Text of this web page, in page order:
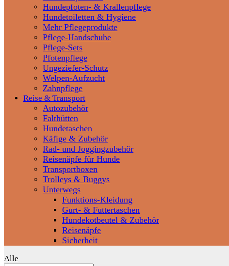
Hundepfoten- & Krallenpflege
Hundetoiletten & Hygiene
Mehr Pflegeprodukte
Pflege-Handschuhe
Pflege-Sets
Pfotenpflege
Ungeziefer-Schutz
Welpen-Aufzucht
Zahnpflege
Reise & Transport
Autozubehör
Falthütten
Hundetaschen
Käfige & Zubehör
Rad- und Joggingzubehör
Reisenäpfe für Hunde
Transportboxen
Trolleys & Buggys
Unterwegs
Funktions-Kleidung
Gurt- & Futtertaschen
Hundekotbeutel & Zubehör
Reisenäpfe
Sicherheit
Alle